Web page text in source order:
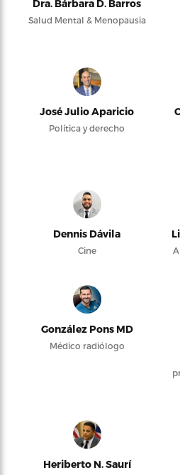
Dra. Bárbara D. Barros
Salud Mental & Menopausia
José Julio Aparicio
Política y derecho
Dennis Dávila
Cine
González Pons MD
Médico radiólogo
Heriberto N. Saurí